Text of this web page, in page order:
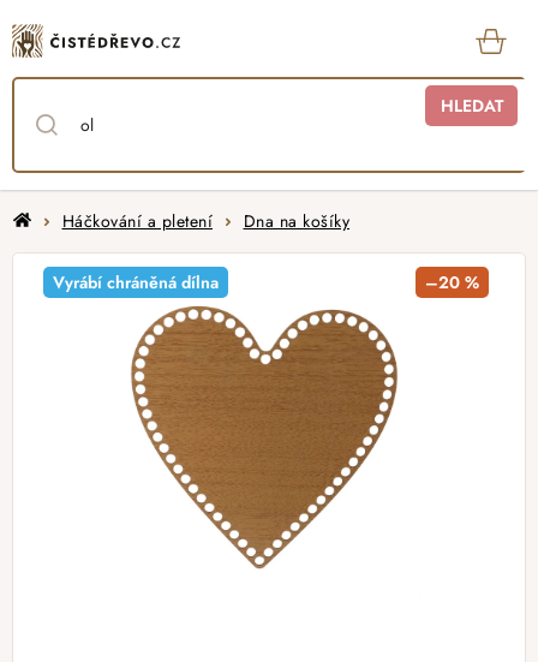
na
obsah
HLEDAT
DomůHáčkování a pletení Dna na košíky
Vyrábí chráněná dílna –20 %